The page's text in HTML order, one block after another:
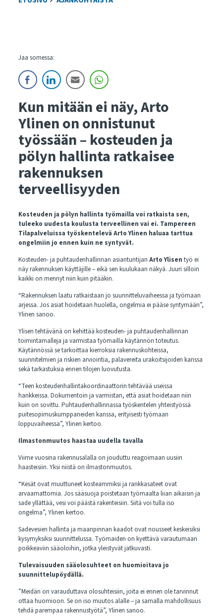
Jaa somessa:
Kun mitään ei näy, Arto
Ylinen on onnistunut
työssään – kosteuden ja
pölyn hallinta ratkaisee
rakennuksen
terveellisyyden
Kosteuden ja pölyn hallinta työmailla voi ratkaista sen,
tuleeko uudesta koulusta terveellinen vai ei. Tampereen
Tilapalveluissa työskentelevä Arto Ylinen haluaa tarttua
ongelmiin jo ennen kuin ne syntyvät.
Kosteuden- ja puhtaudenhallinnan asiantuntijan Arto Ylisen työ ei
näy rakennuksen käyttäjille – eikä sen kuulukaan näkyä. Juuri silloin
kaikki on mennyt niin kuin pitääkin.
“Rakennuksen laatu ratkaistaan jo suunnitteluvaiheessa ja työmaan
arjessa. Jos asiat hoidetaan huolella, ongelmia ei pääse syntymään”,
Ylinen sanoo.
Ylisen tehtävänä on kehittää kosteuden- ja puhtaudenhallinnan
toimintamalleja ja varmistaa työmailla käytännön toteutus.
Käytännössä se tarkoittaa kierroksia rakennuskohteissa,
suunnitelmien ja riskien arviointia, palavereita urakoitsijoiden kanssa
sekä tarkastuksia ennen tilojen luovutusta.
“Teen kosteudenhallintakoordinaattorin tehtävää useissa
hankkeissa. Dokumentoin ja varmistan, että asiat hoidetaan niin
kuin on sovittu. Puhtaudenhallinnassa työskentelen yhteistyössä
puitesopimuskumppaneiden kanssa, erityisesti työmaan
loppuvaiheessa”, Ylinen kertoo.
Ilmastonmuutos haastaa uudella tavalla
Viime vuosina rakennusalalla on jouduttu reagoimaan uusiin
haasteisiin. Yksi niistä on ilmastonmuutos.
“Kesät ovat muuttuneet kosteammiksi ja rankkasateet ovat
arvaamattomia. Jos sääsuoja poistetaan työmaalta liian aikaisin ja
sade yllättää, vesi voi päästä rakenteisiin. Siitä voi tulla iso
ongelma”, Ylinen kertoo.
Sadevesien hallinta ja maanpinnan kaadot ovat nousseet keskeisiksi
kysymyksiksi suunnittelussa. Työmaiden on kyettävä varautumaan
poikkeaviin sääoloihin, jotka yleistyvät jatkuvasti.
Tulevaisuuden sääolosuhteet on huomioitava jo
suunnittelupöydällä.
”Meidän on varauduttava olosuhteisiin, joita ei ennen ole tarvinnut
ottaa huomioon. Se on iso muutos alalle – ja samalla mahdollisuus
tehdä parempaa rakennustyötä”, Ylinen sanoo.